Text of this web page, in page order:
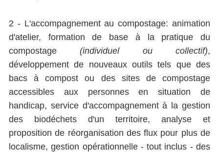
2 - L'accompagnement au compostage: animation
d'atelier, formation de base à la pratique du
compostage(individuel ou collectif),
développement de nouveaux outils tels que des
bacs à compost ou des sites de compostage
accessibles aux personnes en situation de
handicap, service d'accompagnement à la gestion
des biodéchets d'un territoire, analyse et
proposition de réorganisation des flux pour plus de
localisme, gestion opérationnelle - tout inclus - des